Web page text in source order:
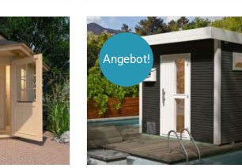
DETAILS
Angebot!
AUSFÜHRUNG WÄHLEN
DETAILS